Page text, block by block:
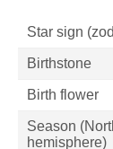
Star sign
Birthstone
Birth flower
Season
hemisphere)